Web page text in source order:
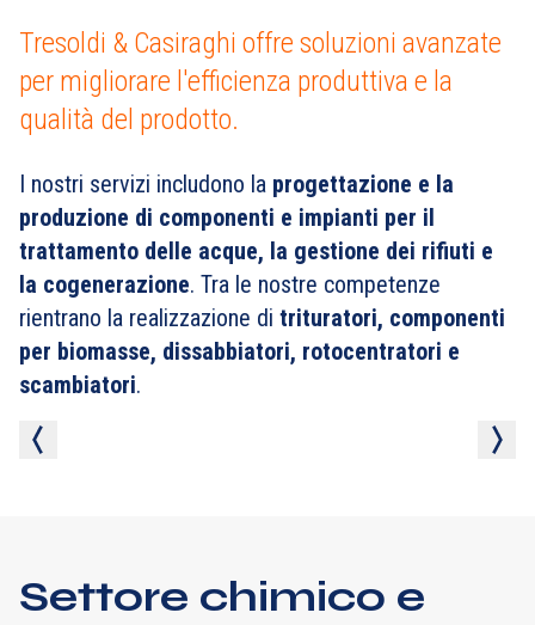
Tresoldi & Casiraghi offre soluzioni avanzate
per migliorare l'efficienza produttiva e la
qualità del prodotto.
I nostri servizi includono la progettazione e la
produzione di componenti e impianti per il
trattamento delle acque, la gestione dei rifiuti e
la cogenerazione. Tra le nostre competenze
rientrano la realizzazione di trituratori, componenti
per biomasse, dissabbiatori, rotocentratori e
scambiatori.
Settore chimico e